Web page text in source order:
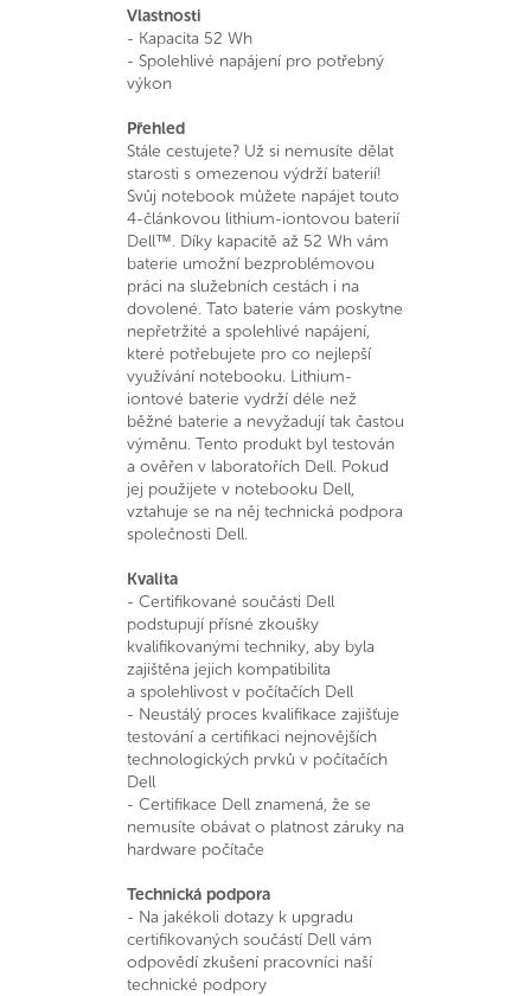
Vlastnosti
- Kapacita 52 Wh
- Spolehlivé napájení pro potřebný
výkon
Přehled
Stále cestujete? Už si nemusíte dělat
starosti s omezenou výdrží baterií!
Svůj notebook můžete napájet touto
4-článkovou lithium-iontovou baterií
Dell™. Díky kapacitě až 52 Wh vám
baterie umožní bezproblémovou
práci na služebních cestách i na
dovolené. Tato baterie vám poskytne
nepřetržité a spolehlivé napájení,
které potřebujete pro co nejlepší
využívání notebooku. Lithium-
iontové baterie vydrží déle než
běžné baterie a nevyžadují tak častou
výměnu. Tento produkt byl testován
a ověřen v laboratořích Dell. Pokud
jej použijete v notebooku Dell,
vztahuje se na něj technická podpora
společnosti Dell.
Kvalita
- Certifikované součásti Dell
podstupují přísné zkoušky
kvalifikovanými techniky, aby byla
zajištěna jejich kompatibilita
a spolehlivost v počítačích Dell
- Neustálý proces kvalifikace zajišťuje
testování a certifikaci nejnovějších
technologických prvků v počítačích
Dell
- Certifikace Dell znamená, že se
nemusíte obávat o platnost záruky na
hardware počítače
Technická podpora
- Na jakékoli dotazy k upgradu
certifikovaných součástí Dell vám
odpovědí zkušení pracovníci naší
technické podpory